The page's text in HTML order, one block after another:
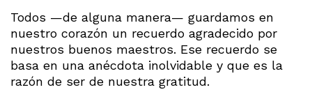
Todos —de alguna manera— guardamos en
nuestro corazón un recuerdo agradecido por
nuestros buenos maestros. Ese recuerdo se
basa en una anécdota inolvidable y que es la
razón de ser de nuestra gratitud.